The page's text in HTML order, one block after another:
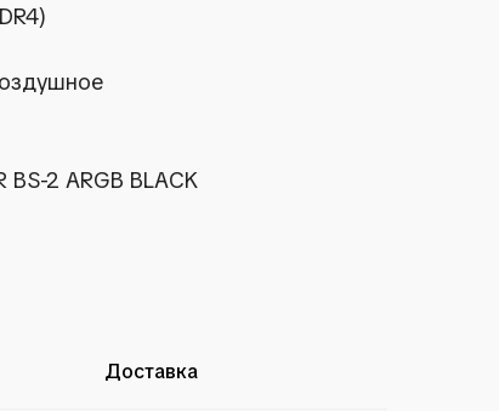
BS-2 ARGB BLACK
Доставка